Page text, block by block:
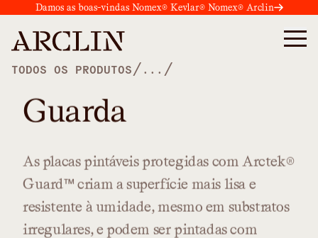
Damos as boas-vindas Nomex® Kevlar® Nomex® Arclin
TODOS OS PRODUTOS / ... /
Guarda
As placas pintáveis protegidas com Arctek®
Guard™ criam a superfície mais lisa e
resistente à umidade, mesmo em substratos
irregulares, e podem ser pintadascom